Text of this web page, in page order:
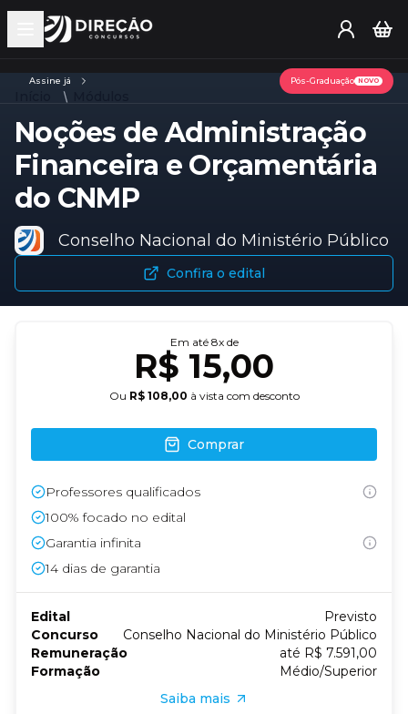
Open main menu
Assine já Pós-Graduação NOVO
Noções de Administração
Financeira e Orçamentária
do CNMP
Conselho Nacional do Ministério Público
Confira o edital
Em até 8x de
R$ 15,00
Ou R$ 108,00 à vista com desconto
Comprar
Professores qualificados
100% focado no edital
Garantia infinita
14 dias de garantia
Edital
Previsto
Concurso
Conselho Nacional do Ministério Público
Remuneração
até R$ 7.591,00
Formação
Médio/Superior
Saiba mais